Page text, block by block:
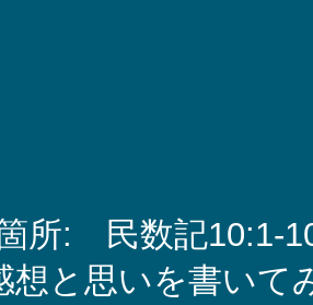
所: 民数記10:1-
想と思いを書い